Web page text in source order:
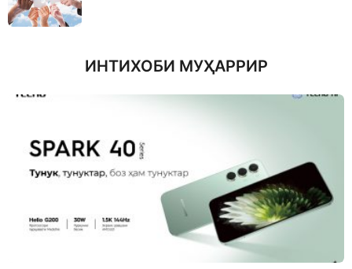
ИНТИХОБИ МУҲАРРИР